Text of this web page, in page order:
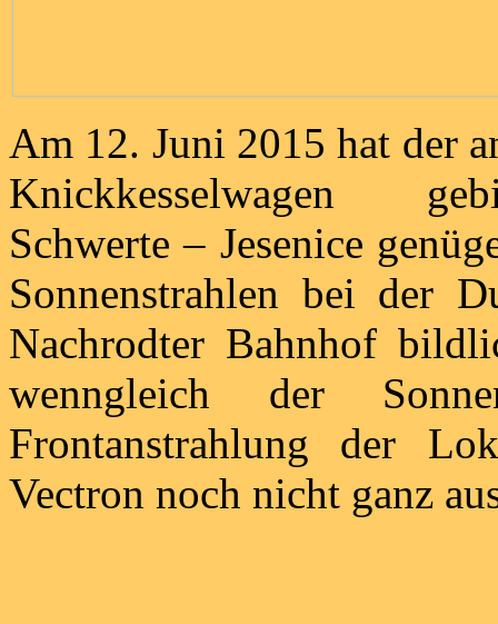
Am 12. Juni 2015 hat der
Knickkesselwagen
Schwerte – Jesenice
Sonnenstrahlen bei der
Nachrodter Bahnhof
wenngleich der
Frontanstrahlung der
Vectron noch nicht ganz